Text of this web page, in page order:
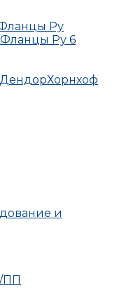
Ру
Фланцы Ру 6
ДендорХорнхоф
и
ПП